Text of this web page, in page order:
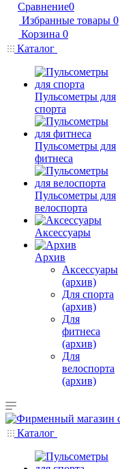
Сравнение0
Избранные товары 0
Корзина 0
Каталог
Пульсометры для
спорта
Пульсометры для
фитнеса
Пульсометры для
велоспорта
Аксессуары
Архив
Аксессуары
(архив)
Для спорта
(архив)
Для
фитнеса
(архив)
Для
велоспорта
(архив)
Каталог